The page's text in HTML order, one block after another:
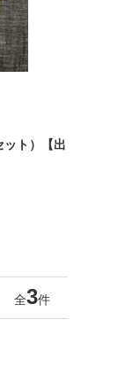
ット）【出
全3件